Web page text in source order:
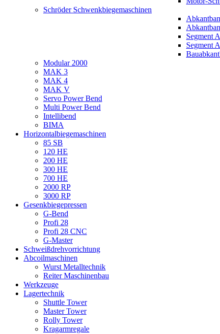
Schröder Schwenkbiegemaschinen
Segment
Segment
Modular 2000
MAK 3
MAK 4
MAK V
Servo Power Bend
Multi Power Bend
Intellibend
BIMA
Horizontalbiegemaschinen
85 SB
120 HE
200 HE
300 HE
700 HE
2000 RP
3000 RP
Gesenkbiegepressen
G-Bend
Profi 28
Profi 28 CNC
G-Master
Schweißdrehvorrichtung
Abcoilmaschinen
Wurst Metalltechnik
Reiter Maschinenbau
Werkzeuge
Lagertechnik
Shuttle Tower
Master Tower
Rolly Tower
Kragarmregale